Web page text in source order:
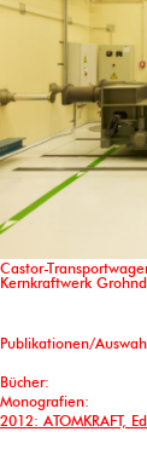
Castor-
Kernkraftwerk
Publikationen/
Bücher:
Monografien:
2012: ATOMKRAFT,